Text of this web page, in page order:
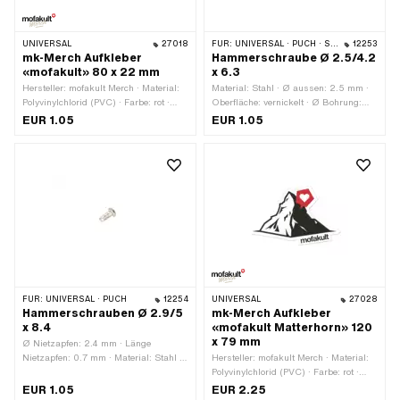
UNIVERSAL 27018
mk-Merch Aufkleber
«mofakult» 80 x 22 mm
Hersteller: mofakult Merch · Material:
Polyvinylchlorid (PVC) · Farbe: rot ·
Farbe: schwarz · Farbe: weiss · Breite:
Klebstoff · Verwendungsort: Universal ·
EUR 1.05
FÜR: UNIVERSAL · PUCH · SACHS 12253
Hammerschraube Ø 2.5/4.2
x 6.3
Material: Stahl · Ø aussen: 2.5 mm ·
Oberfläche: vernickelt · Ø Bohrung:
2.2 mm · Gesamtlänge: 6.3 mm · Ø
EUR 1.05
FÜR: UNIVERSAL · PUCH 12254
Hammerschrauben Ø 2.9/5
x 8.4
Ø Nietzapfen: 2.4 mm · Länge
Nietzapfen: 0.7 mm · Material: Stahl ·
vernickelt · Ø Bohrung: 2.5 mm · Ø
EUR 1.05
UNIVERSAL 27028
mk-Merch Aufkleber
«mofakult Matterhorn» 120
x 79 mm
Hersteller: mofakult Merch · Material:
Polyvinylchlorid (PVC) · Farbe: rot ·
Farbe: schwarz · Farbe: weiss · Breite:
EUR 2.25